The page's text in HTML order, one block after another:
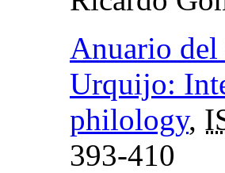
Anuario del
Urquijo:
philology,
393-410